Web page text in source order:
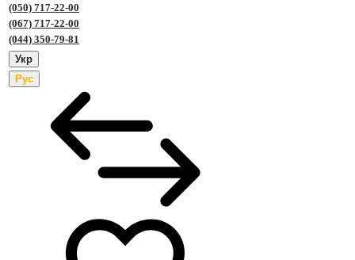
(050) 717-22-00
(067) 717-22-00
(044) 350-79-81
Укр
Рус